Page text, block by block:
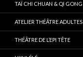
TAÏ CHI CHUAN & QI GONG
ATELIER THÉÂTRE ADULTES
THÉÂTRE DE L’EPI TÊTE